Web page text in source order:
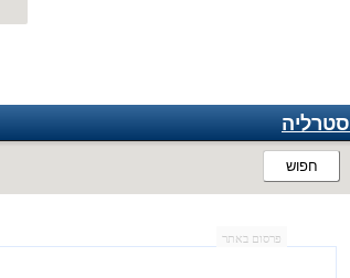
חפוש
פרסום באתר